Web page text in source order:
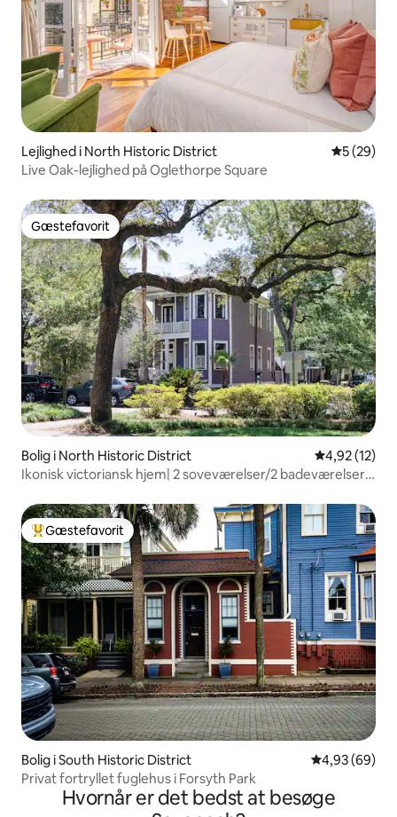
Lejlighed i North Historic District 5 ud af 5 i
5 (29)
Live Oak-lejlighed på Oglethorpe Square
Gæstefavorit
Gæstefavorit
Bolig i North Historic District 4,92 ud af 5
4,92 (12)
Ikonisk victoriansk hjem| 2 soveværelser/2 badeværelser |
Bedste gæstefavorit
Gæstefavorit
Bolig i South Historic District 4,93 ud af 5 i
4,93 (69)
Privat fortryllet fuglehus i Forsyth Park
Hvornår er det bedst at besøge